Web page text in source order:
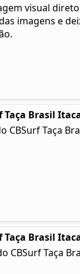
visual
imagens e
Taça Brasil
Taça
Taça Brasil
Taça